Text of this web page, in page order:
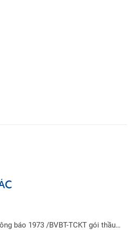
báo 1973 /BVBT-TCKT gói thầu: